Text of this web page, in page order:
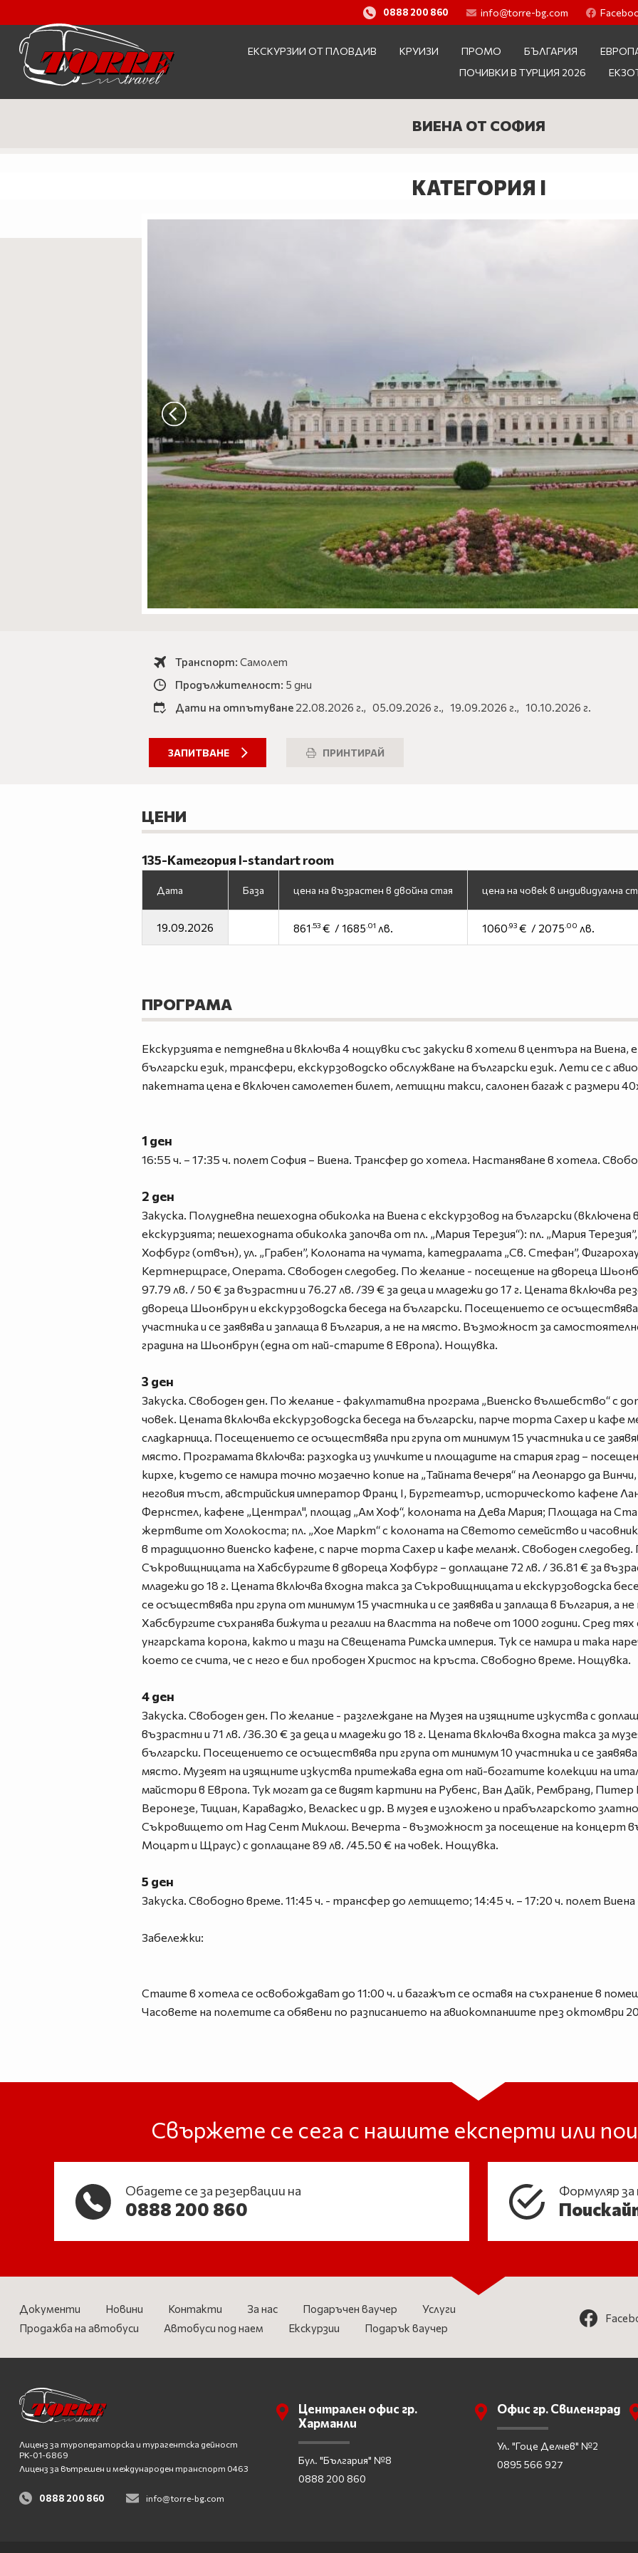
0888 200 860 info@torre-bg.com
ЕКСКУРЗИИ ОТ ПЛОВДИВ КРУИЗИ ПРОМО БЪЛГАРИЯ
ПОЧИВКИ В ТУРЦИЯ 2026
ВИЕНА ОТ СОФИЯ
КАТЕГОРИЯ I
Транспорт: Самолет
Продължителност: 5 дни
Дати на отпътуване 22.08.2026 г.,05.09.2026 г.,19.09.2026 г.,10.10.2026 г.
ЗАПИТВАНЕ ПРИНТИРАЙ
ЦЕНИ
135-Категория I-standart room
Дата База цена на възрастен в двойна стая цена на човек в индивидуална
19.09.2026 861.53 € / 1685 .01 лв. 1060.93 € / 2075 .00 лв.
ПРОГРАМА
Екскурзията е петдневна и включва 4 нощувки със закуски в хотели в центъра на Виена,
български език, трансфери, екскурзоводско обслужване на български език. Лети се с
пакетната цена е включен самолетен билет, летищни такси, салонен багаж с размери
1 ден
16:55 ч. – 17:35 ч. полет София – Виена. Трансфер до хотела. Настаняване в хотела.
2 ден
Закуска. Полудневна пешеходна обиколка на Виена с екскурзовод на български (включена
екскурзията; пешеходната обиколка започва от пл. „Мария Терезия“): пл. „Мария
Хофбург (отвън), ул. „Грабен”, Колоната на чумата, катедралата „Св. Стефан”,
Кертнерщрасе, Операта. Свободен следобед. По желание - посещение на двореца
97.79 лв. / 50 € за възрастни и 76.27 лв. /39 € за деца и младежи до 17 г. Цената включва
двореца Шьонбрун и екскурзоводска беседа на български. Посещението се
участника и се заявява и заплаща в България, а не на място. Възможност за
градина на Шьонбрун (една от най-старите в Европа). Нощувка.
3 ден
Закуска. Свободен ден. По желание - факултативна програма „Виенско вълшебство“ с
човек. Цената включва екскурзоводска беседа на български, парче торта Сахер и кафе
сладкарница. Посещението се осъществява при група от минимум 15 участника и се
място. Програмата включва: разходка из уличките и площадите на стария град –
кирхе, където се намира точно мозаечно копие на „Тайната вечеря“ на Леонардо да
неговия тъст, австрийския император Франц I, Бургтеатър, историческото кафене
Фернстел, кафене „Централ", площад „Ам Хоф“, колоната на Дева Мария; Площада на
жертвите от Холокоста; пл. „Хое Маркт“ с колоната на Светото семейство и
в традиционно виенско кафене, с парче торта Сахер и кафе меланж. Свободен
Съкровищницата на Хабсбургите в двореца Хофбург – доплащане 72 лв. / 36.81 € за
младежи до 18 г. Цената включва входна такса за Съкровищницата и екскурзоводска
се осъществява при група от минимум 15 участника и се заявява и заплаща в България, а
Хабсбургите съхранява бижута и регалии на властта на повече от 1000 години. Сред
унгарската корона, както и тази на Свещената Римска империя. Тук се намира и така
което се счита, че с него е бил прободен Христос на кръста. Свободно време. Нощувка.
4 ден
Закуска. Свободен ден. По желание - разглеждане на Музея на изящните изкуства с
възрастни и 71 лв. /36.30 € за деца и младежи до 18 г. Цената включва входна такса за
български. Посещението се осъществява при група от минимум 10 участника и се заявява
място. Музеят на изящните изкуства притежава една от най-богатите колекции на
майстори в Европа. Тук могат да се видят картини на Рубенс, Ван Дайк, Рембранд,
Веронезе, Тициан, Караваджо, Веласкес и др. В музея е изложено и прабългарското
Съкровището от Над Сент Миклош. Вечерта - възможност за посещение на концерт
Моцарт и Щраус) с доплащане 89 лв. /45.50 € на човек. Нощувка.
5 ден
Закуска. Свободно време. 11:45 ч. - трансфер до летището; 14:45 ч. – 17:20 ч. полет
Забележки:
Стаите в хотела се освобождават до 11:00 ч. и багажът се оставя на съхранение в
Часовете на полетите са обявени по разписанието на авиокомпаниите през октомври
Свържете се сега с нашите експерти или
Обадете се за резервации на
0888 200 860
Формуляр за
Документи Новини Контакти За нас Подаръчен ваучер
Услуги
Продажба на автобуси
Автобуси под наем Екскурзии Подарък ваучер
Лиценз за туроператорска и турагентска дейност
PK-01-6869
Лиценз за вътрешен и международен транспорт 0463
0888 200 860 info@torre-bg.com
Централен офис гр.
Харманли
Бул. "България" №8
0888 200 860
Офис гр. Свиленград
Ул. "Гоце Делчев" №2
0895 566 927